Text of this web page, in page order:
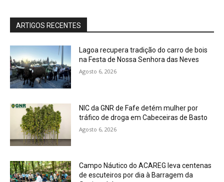
ARTIGOS RECENTES
Lagoa recupera tradição do carro de bois
na Festa de Nossa Senhora das Neves
Agosto 6, 2026
NIC da GNR de Fafe detém mulher por
tráfico de droga em Cabeceiras de Basto
Agosto 6, 2026
Campo Náutico do ACAREG leva centenas
de escuteiros por dia à Barragem da